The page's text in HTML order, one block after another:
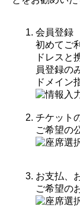
会員登録
初めてご
ドレスと
員登録の
ドメイン
チケット
ご希望の
お支払、
ご希望の